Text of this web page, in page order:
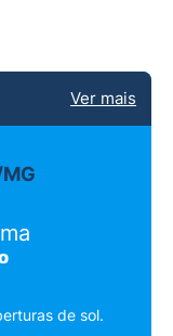
Ver mais
de sol.